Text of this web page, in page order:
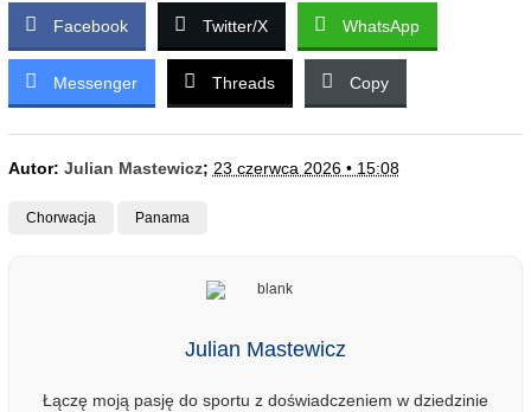
Facebook Twitter/X WhatsApp
Messenger Threads Copy
Autor: Julian Mastewicz; 23 czerwca 2026 • 15:08
Chorwacja Panama
Julian Mastewicz
Łączę moją pasję do sportu z doświadczeniem w dziedzinie